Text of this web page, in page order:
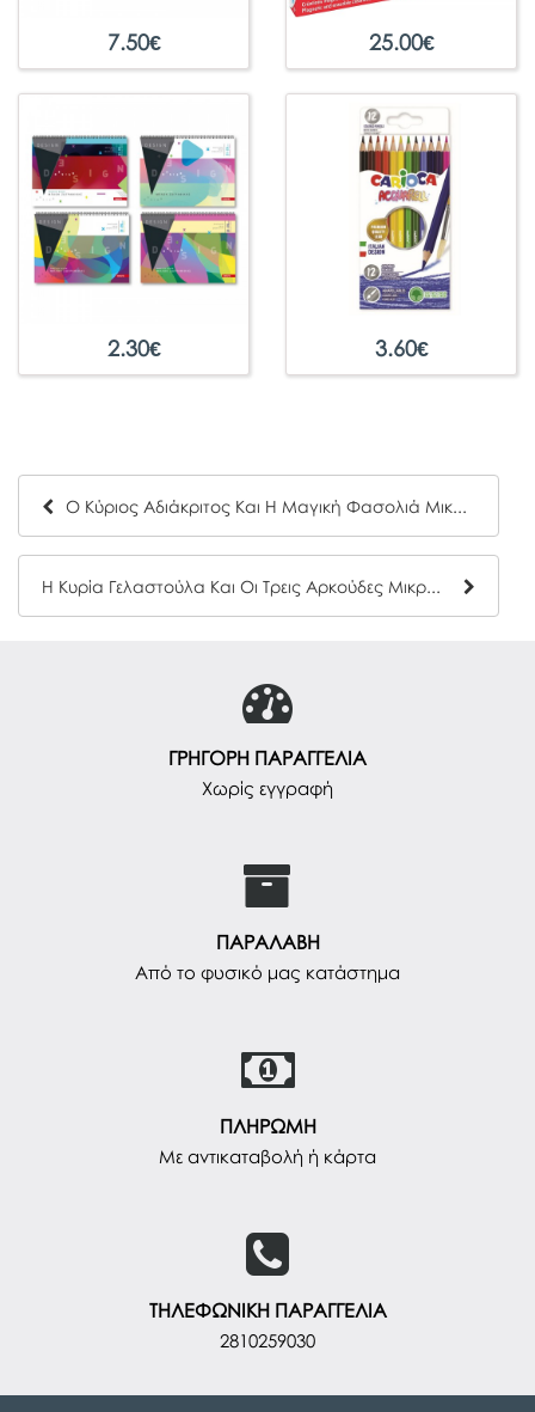
7.50€ 25.00€
2.30€ 3.60€
Ο Κύριος Αδιάκριτος Και Η Μαγική Φασολιά Μικροί Κύριοι- Μικρές Κυρίες Hartini Poli 6
Η Κυρία Γελαστούλα Και Οι Τρεις Αρκούδες Μικροί Κύριοι- Μικρές Κυρίες Hartini Poli 9
ΓΡΗΓΟΡΗ ΠΑΡΑΓΓΕΛΙΑ
Χωρίς εγγραφή
ΠΑΡΑΛΑΒΗ
Από το φυσικό μας κατάστημα
ΠΛΗΡΩΜΗ
Με αντικαταβολή ή κάρτα
ΤΗΛΕΦΩΝΙΚΗ ΠΑΡΑΓΓΕΛΙΑ
2810259030